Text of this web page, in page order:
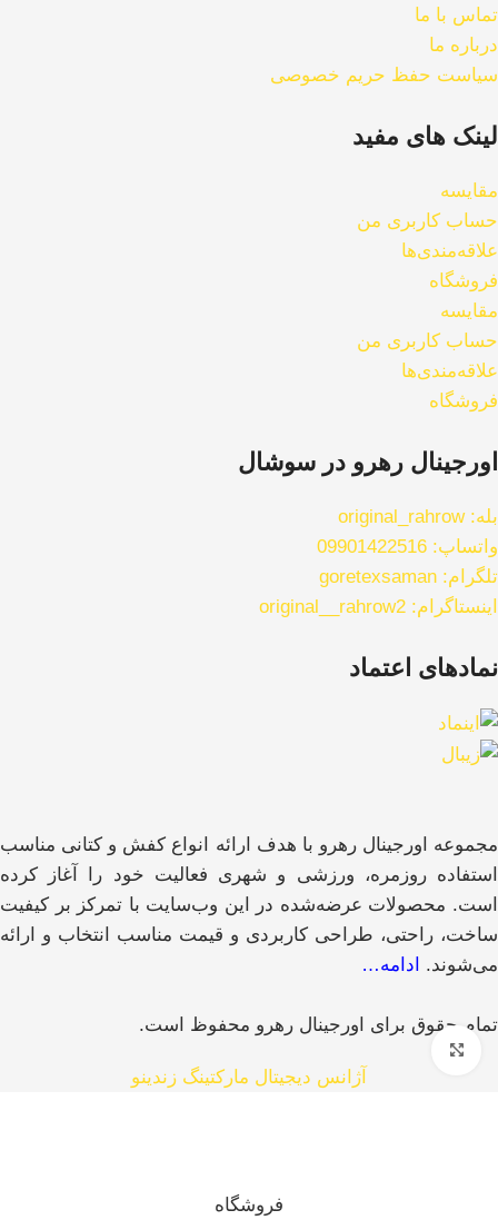
تماس با ما
درباره ما
سیاست حفظ حریم خصوصی
لینک های مفید
مقایسه
حساب کاربری من
علاقه‌مندی‌ها
فروشگاه
مقایسه
حساب کاربری من
علاقه‌مندی‌ها
فروشگاه
اورجینال رهرو در سوشال
بله: original_rahrow
واتساپ: 09901422516
تلگرام: goretexsaman
اینستاگرام: original__rahrow2
نمادهای اعتماد
مجموعه اورجینال رهرو با هدف ارائه انواع کفش و کتانی مناسب
استفاده روزمره، ورزشی و شهری فعالیت خود را آغاز کرده
است. محصولات عرضه‌شده در این وب‌سایت با تمرکز بر کیفیت
ساخت، راحتی، طراحی کاربردی و قیمت مناسب انتخاب و ارائه
می‌شوند.
ادامه…
تمام حقوق برای اورجینال رهرو محفوظ است.
آژانس دیجیتال مارکتینگ زندینو
فروشگاه